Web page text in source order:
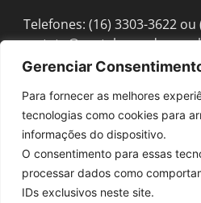
Gerenciar
Para fornecer as melhores
tecnologias como cookies para
informações do dispositivo.
O consentimento para essas
processar dados como
IDs exclusivos neste site.
Telefones: (16) 3303-3622 ou
Sex das 8h às 18h /
SIGA-